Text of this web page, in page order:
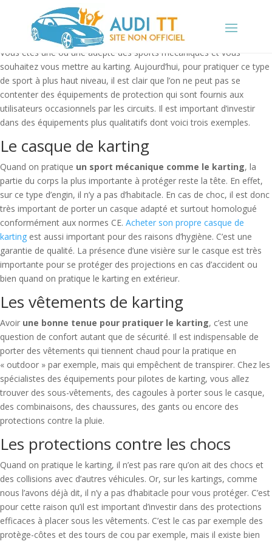
Vous êtes une ou une adepte des sports mécaniques et vous
souhaitez vous mettre au karting. Aujourd’hui, pour pratiquer ce type
de sport à plus haut niveau, il est clair que l’on ne peut pas se
contenter des équipements de protection qui sont fournis aux
utilisateurs occasionnels par les circuits. Il est important d’investir
dans des équipements plus qualitatifs dont voici trois exemples.
Le casque de karting
Quand on pratique un sport mécanique comme le karting, la
partie du corps la plus importante à protéger reste la tête. En effet,
sur ce type d’engin, il n’y a pas d’habitacle. En cas de choc, il est donc
très important de porter un casque adapté et surtout homologué
conformément aux normes CE. Acheter son propre casque de
karting est aussi important pour des raisons d’hygiène. C’est une
garantie de qualité. La présence d’une visière sur le casque est très
importante pour se protéger des projections en cas d’accident ou
bien quand on pratique le karting en extérieur.
Les vêtements de karting
Avoir une bonne tenue pour pratiquer le karting, c’est une
question de confort autant que de sécurité. Il est indispensable de
porter des vêtements qui tiennent chaud pour la pratique en
« outdoor » par exemple, mais qui empêchent de transpirer. Chez les
spécialistes des équipements pour pilotes de karting, vous allez
trouver des sous-vêtements, des cagoules à porter sous le casque,
des combinaisons, des chaussures, des gants ou encore des
protections contre la pluie.
Les protections contre les chocs
Quand on pratique le karting, il n’est pas rare qu’on ait des chocs et
des collisions avec d’autres véhicules. Or, sur les kartings, comme
nous l’avons déjà dit, il n’y a pas d’habitacle pour vous protéger. C’est
pour cette raison qu’il est important d’investir dans des protections
efficaces à placer sous les vêtements. C’est le cas par exemple des
protège-côtes et des tours de cou par exemple, mais il existe bien